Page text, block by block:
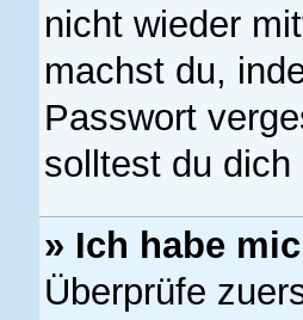
nicht wieder
machst du,
Passwort
solltest du
» Ich habe
Überprüfe